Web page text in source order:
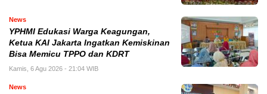
News
YPHMI Edukasi Warga Keagungan,
Ketua KAI Jakarta Ingatkan Kemiskinan
Bisa Memicu TPPO dan KDRT
Kamis, 6 Agu 2026 - 21:04 WIB
News